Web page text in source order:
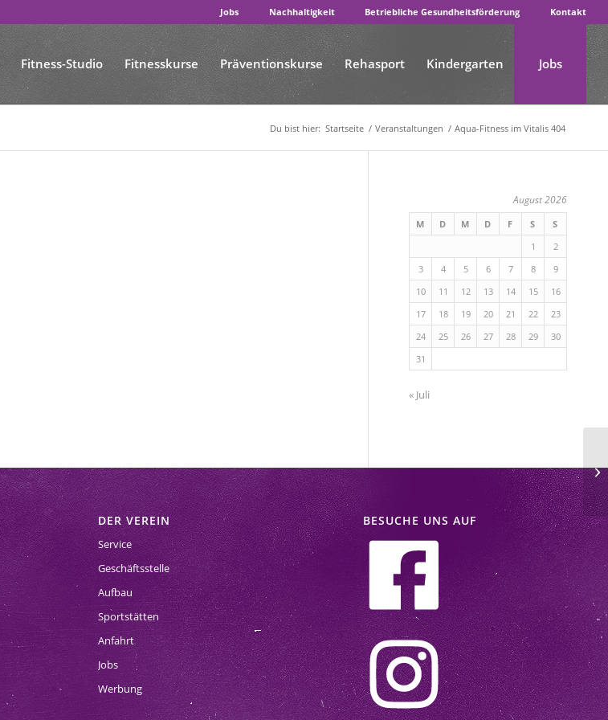
Jobs Nachhaltigkeit Betriebliche Gesundheitsförderung Kontakt
Fitness-Studio Fitnesskurse Präventionskurse Rehasport Kindergarten Jobs
Du bist hier: Startseite / Veranstaltungen / Aqua-Fitness im Vitalis 404
August 2026
M D M D F S
S
1
2
3
4 5 6 7 8
9
10
11 12 13 14 15
16
17
18 19 20 21 22
23
24
25 26 27 28 29
30
31
« Juli
DER VEREIN
Service
Geschäftsstelle
Aufbau
Sportstätten
Anfahrt
Jobs
Werbung
BESUCHE UNS AUF